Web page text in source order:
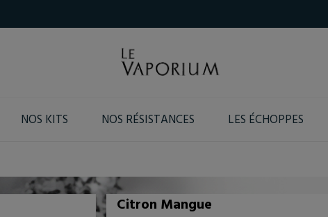
NOS KITS NOS RÉSISTANCES LES ÉCHOPPES
Citron Mangue